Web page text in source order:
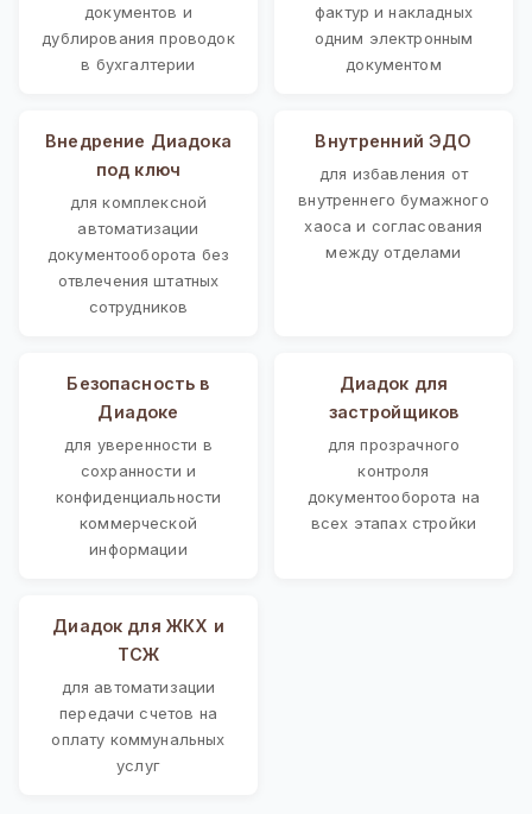
документов и
дублирования проводок
в бухгалтерии
фактур и накладных
одним электронным
документом
Внедрение Диадока
под ключ
для комплексной
автоматизации
документооборота без
отвлечения штатных
сотрудников
Внутренний ЭДО
для избавления от
внутреннего бумажного
хаоса и согласования
между отделами
Безопасность в
Диадоке
для уверенности в
сохранности и
конфиденциальности
коммерческой
информации
Диадок для
застройщиков
для прозрачного
контроля
документооборота на
всех этапах стройки
Диадок для ЖКХ и
ТСЖ
для автоматизации
передачи счетов на
оплату коммунальных
услуг